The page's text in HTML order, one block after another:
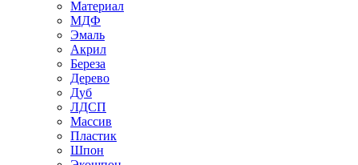
Материал
МДФ
Эмаль
Акрил
Береза
Дерево
Дуб
ЛДСП
Массив
Пластик
Шпон